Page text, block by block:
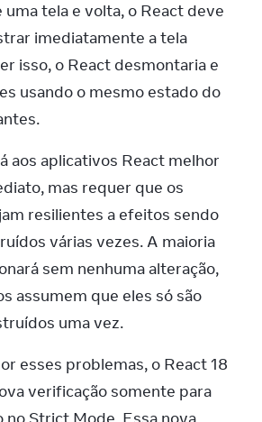
uma tela e volta, o React deve
imediatamente a tela
isso, o React desmontaria e
usando o mesmo estado do
aos aplicativos React melhor
mas requer que os
resilientes a efeitos sendo
várias vezes. A maioria
sem nenhuma alteração,
assumem que eles só são
uma vez.
esses problemas, o React 18
verificação somente para